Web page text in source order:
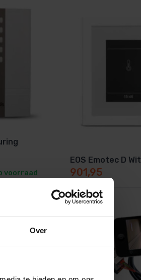
Over
voorraad
EOS Emotec D Wit
901,95